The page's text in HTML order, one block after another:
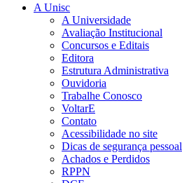
A Unisc
A Universidade
Avaliação Institucional
Concursos e Editais
Editora
Estrutura Administrativa
Ouvidoria
Trabalhe Conosco
VoltarE
Contato
Acessibilidade no site
Dicas de segurança pessoal
Achados e Perdidos
RPPN